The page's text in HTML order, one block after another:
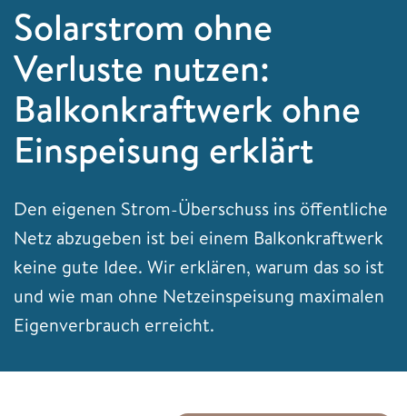
Solarstrom ohne
Verluste nutzen:
Balkonkraftwerk ohne
Einspeisung erklärt
Den eigenen Strom-Überschuss ins öffentliche
Netz abzugeben ist bei einem Balkonkraftwerk
keine gute Idee. Wir erklären, warum das so ist
und wie man ohne Netzeinspeisung maximalen
Eigenverbrauch erreicht.